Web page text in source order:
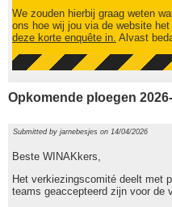
We zouden hierbij graag weten
ons hoe wij jou via de website
deze korte enquête in. Alvast
Opkomende ploegen
Submitted by jarnebesjes on 14/04/2026
Beste WINAKkers,
Het verkiezingscomité deelt met
teams geaccepteerd zijn voor de